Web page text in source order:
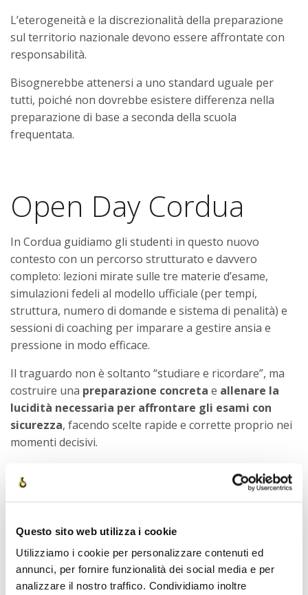
Questo sito web utilizza i cookie
Utilizziamo i cookie per personalizzare contenuti ed
annunci, per fornire funzionalità dei social media e per
analizzare il nostro traffico. Condividiamo inoltre
L’eterogeneità e la discrezionalità della preparazione
sul territorio nazionale devono essere affrontate con
responsabilità.
Bisognerebbe attenersi a uno standard uguale per
tutti, poiché non dovrebbe esistere differenza nella
preparazione di base a seconda della scuola
frequentata.
Open Day Cordua
In Cordua guidiamo gli studenti in questo nuovo
contesto con un percorso strutturato e davvero
completo: lezioni mirate sulle tre materie d’esame,
simulazioni fedeli al modello ufficiale (per tempi,
struttura, numero di domande e sistema di penalità) e
sessioni di coaching per imparare a gestire ansia e
pressione in modo efficace.
Il traguardo non è soltanto “studiare e ricordare”, ma
costruire una preparazione concreta e allenare la
lucidità necessaria per affrontare gli esami con
sicurezza, facendo scelte rapide e corrette proprio nei
momenti decisivi.
Se vuoi conoscere i corsi in partenza e capire qual è il
percorso più adatto a te, partecipa ai nostriOpen Day